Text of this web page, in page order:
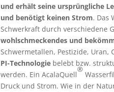
und erhält seine ursprüngliche
und benötigt keinen Strom. Das
Schwerkraft durch verschiedene
wohlschmeckendes und
Schwermetallen, Pestizide,
PI-Technologie belebt bzw.
werden. Ein AcalaQuell
®
Druck und Strom. Wie in der